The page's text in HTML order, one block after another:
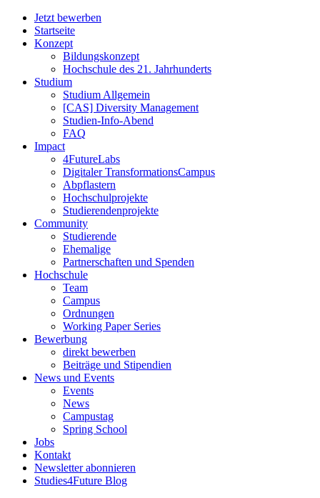
Jetzt bewerben
Startseite
Konzept
Bildungskonzept
Hochschule des 21. Jahrhunderts
Studium
Studium Allgemein
[CAS] Diversity Management
Studien-Info-Abend
FAQ
Impact
4FutureLabs
Digitaler TransformationsCampus
Abpflastern
Hochschulprojekte
Studierendenprojekte
Community
Studierende
Ehemalige
Partnerschaften und Spenden
Hochschule
Team
Campus
Ordnungen
Working Paper Series
Bewerbung
direkt bewerben
Beiträge und Stipendien
News und Events
Events
News
Campustag
Spring School
Jobs
Kontakt
Newsletter abonnieren
Studies4Future Blog